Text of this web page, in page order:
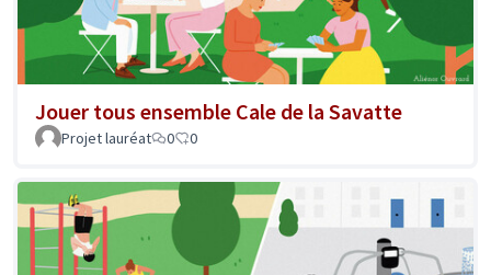
Jouer tous ensemble Cale de la Savatte
Projet lauréat 0 0